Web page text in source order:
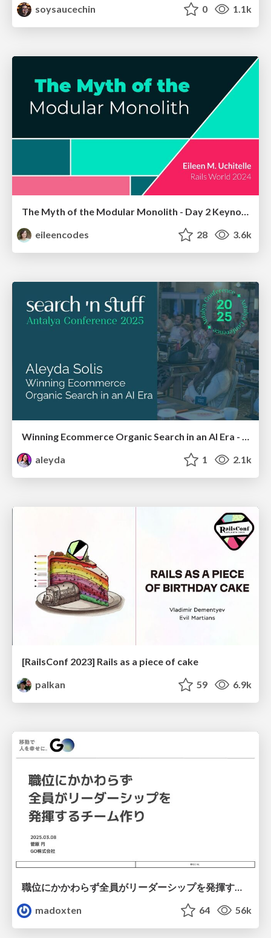
soysaucechin 0 1.1k
eileencodes
28 3.6k
Winning Ecommerce Organic Search in an AI Era - #searchnstuff2025
aleyda
1 2.1k
[RailsConf 2023] Rails as a piece of cake
palkan
59 6.9k
職位にかかわらず全員がリーダーシップを発揮するチーム作り / Building a team where everyone can demonstrate leadership regardless of position
madoxten
64 56k